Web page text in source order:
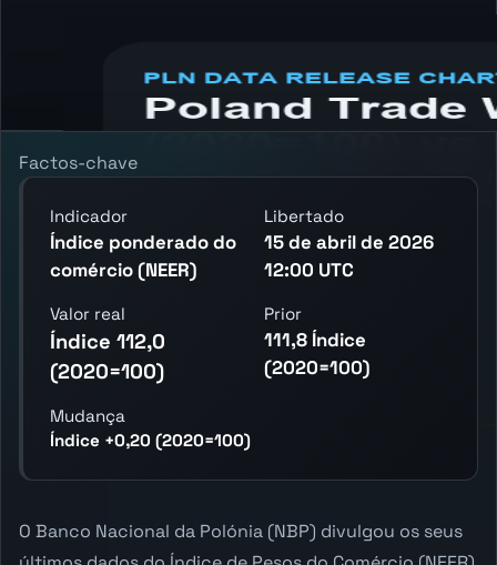
previous reading, and release context.
Factos-chave
Indicador
Índice ponderado do
comércio (NEER)
Libertado
15 de abril de 2026
12:00 UTC
Valor real
Índice 112,0
(2020=100)
Prior
111,8 Índice
(2020=100)
Mudança
Índice +0,20 (2020=100)
O Banco Nacional da Polónia (NBP) divulgou os seus